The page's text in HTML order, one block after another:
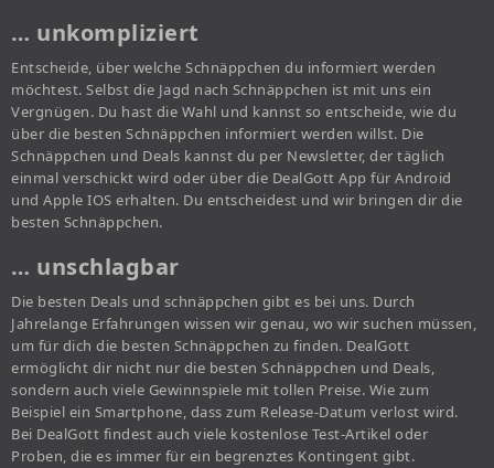
… unkompliziert
Entscheide, über welche Schnäppchen du informiert werden
möchtest. Selbst die Jagd nach Schnäppchen ist mit uns ein
Vergnügen. Du hast die Wahl und kannst so entscheide, wie du
über die besten Schnäppchen informiert werden willst. Die
Schnäppchen und Deals kannst du per Newsletter, der täglich
einmal verschickt wird oder über die DealGott App für Android
und Apple IOS erhalten. Du entscheidest und wir bringen dir die
besten Schnäppchen.
… unschlagbar
Die besten Deals und schnäppchen gibt es bei uns. Durch
Jahrelange Erfahrungen wissen wir genau, wo wir suchen müssen,
um für dich die besten Schnäppchen zu finden. DealGott
ermöglicht dir nicht nur die besten Schnäppchen und Deals,
sondern auch viele Gewinnspiele mit tollen Preise. Wie zum
Beispiel ein Smartphone, dass zum Release-Datum verlost wird.
Bei DealGott findest auch viele kostenlose Test-Artikel oder
Proben, die es immer für ein begrenztes Kontingent gibt.